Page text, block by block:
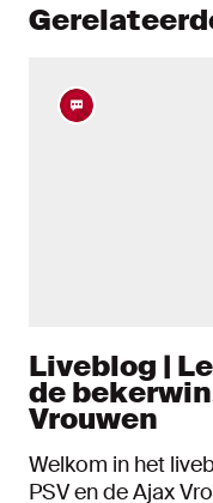
Liveblog |
de
Vrouwen
Welkom in het
PSV en de Ajax